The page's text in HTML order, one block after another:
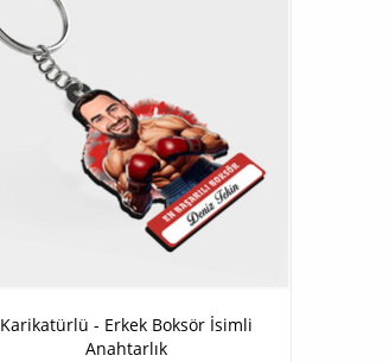
Karikatürlü - Erkek Boksör İsimli
Anahtarlık